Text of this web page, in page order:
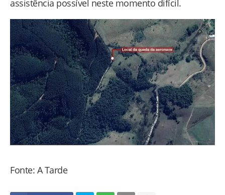
assistência possível neste momento difícil.
Fonte: A Tarde